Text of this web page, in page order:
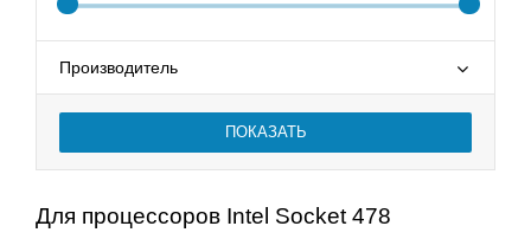
Производитель
Для процессоров Intel Socket 478